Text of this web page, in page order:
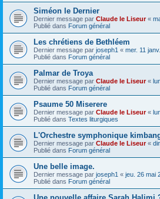
Siméon le Dernier
Dernier message par Claude le Liseur«
Publié dans Forum général
Les chrétiens de Bethléem
Dernier message par joseph1 « mer. 11
Publié dans Forum général
Palmar de Troya
Dernier message par Claude le Liseur«
Publié dans Forum général
Psaume 50 Miserere
Dernier message par Claude le Liseur«
Publié dans Textes liturgiques
L'Orchestre symphonique
Dernier message par Claude le Liseur«
Publié dans Forum général
Une belle image.
Dernier message par joseph1 « jeu. 26 mai
Publié dans Forum général
Une nouvelle affaire Sarah Halimi